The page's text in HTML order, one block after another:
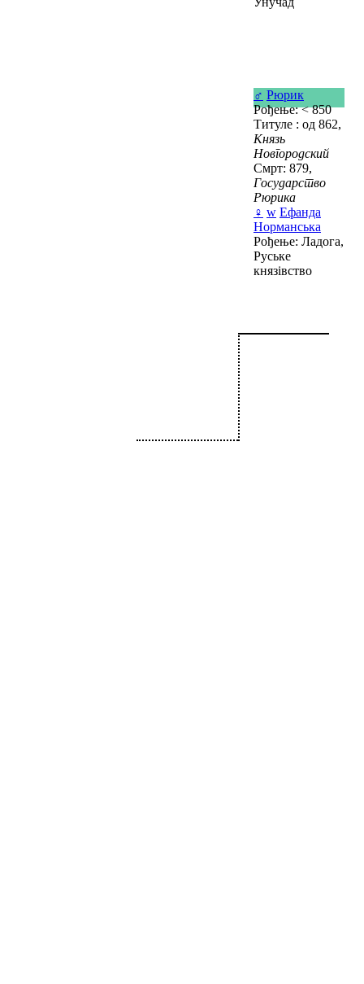
♂ Рюрик
Рођење: < 850
Титуле : од 862,
Князь
Новгородский
Смрт: 879,
Государство
Рюрика
♀ w Ефанда
Норманська
Рођење: Ладога,
Руське
князівство